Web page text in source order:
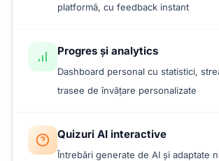
platformă, cu feedback instant
Progres și analytics
Dashboard personal cu statistici,
trasee de învățare personalizate
Quizuri AI interactive
Întrebări generate de AI și adaptate